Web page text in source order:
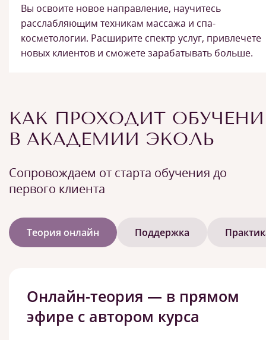
Вы освоите новое направление, научитесь
расслабляющим техникам массажа и спа-
косметологии. Расширите спектр услуг, привлечете
новых клиентов и сможете зарабатывать больше.
КАК ПРОХОДИТ
В АКАДЕМИИ ЭКОЛЬ
Сопровождаем от старта обучения до
первого клиента
Теория онлайн Поддержка
Онлайн-теория — в прямом
эфире с автором курса